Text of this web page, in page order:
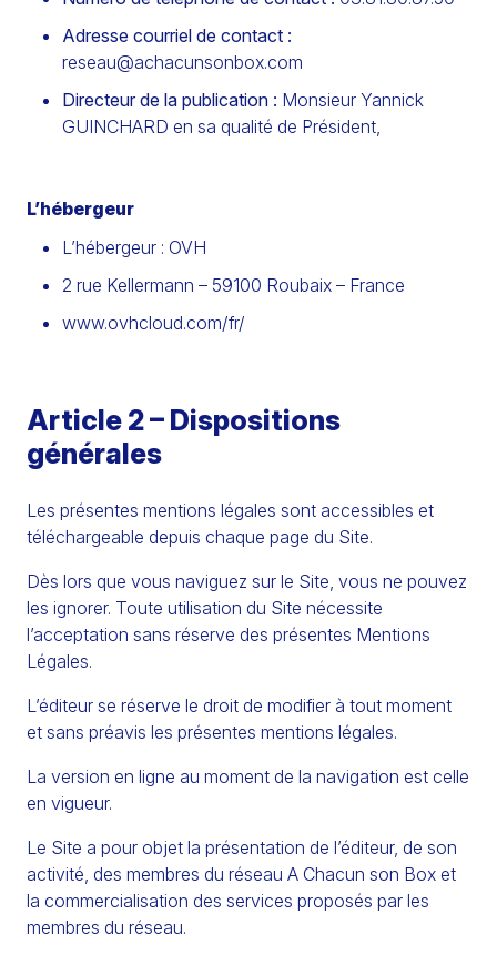
Adresse courriel de contact :
reseau@achacunsonbox.com
Directeur de la publication : Monsieur Yannick
GUINCHARD en sa qualité de Président,
L’hébergeur
L’hébergeur : OVH
2 rue Kellermann – 59100 Roubaix – France
www.ovhcloud.com/fr/
Article 2 – Dispositions
générales
Les présentes mentions légales sont accessibles et
téléchargeable depuis chaque page du Site.
Dès lors que vous naviguez sur le Site, vous ne pouvez
les ignorer. Toute utilisation du Site nécessite
l’acceptation sans réserve des présentes Mentions
Légales.
L’éditeur se réserve le droit de modifier à tout moment
et sans préavis les présentes mentions légales.
La version en ligne au moment de la navigation est celle
en vigueur.
Le Site a pour objet la présentation de l’éditeur, de son
activité, des membres du réseau A Chacun son Box et
la commercialisation des services proposés par les
membres du réseau.